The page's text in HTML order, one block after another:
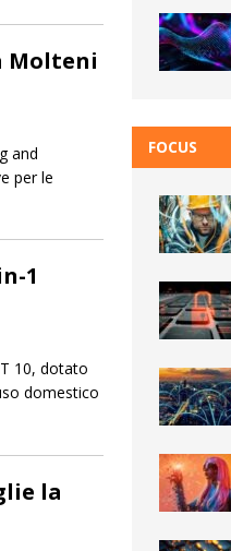
Molteni
and
per le
1
10, dotato
domestico
la
FOCUS